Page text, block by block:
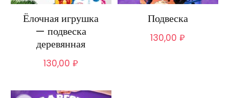
Ёлочная игрушка
— подвеска
деревянная
130,00₽
Подвеска
130,00₽